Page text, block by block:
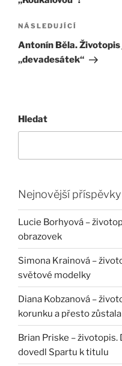
Následující
příspěvek
NÁSLEDUJÍCÍ
Antonín Běla.
„devadesátek“
Hledat
Nejnovější příspěvky
Lucie Borhyová –
obrazovek
Simona Krainová –
světové modelky
Diana Kobzanová –
korunku a přesto
Brian Priske –
dovedl Spartu k titulu